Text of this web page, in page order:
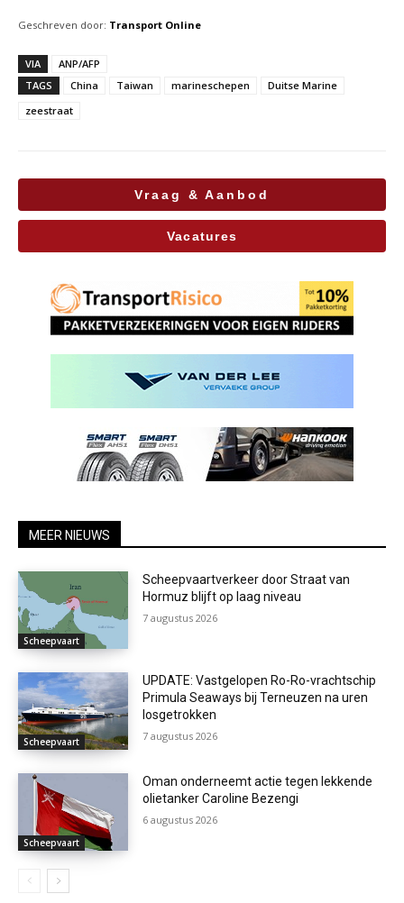
Geschreven door: Transport Online
VIA
ANP/AFP
TAGS
China Taiwan marineschepen
Duitse Marine
zeestraat
Vraag & Aanbod
Vacatures
MEER NIEUWS
Scheepvaart
Scheepvaartverkeer door Straat van
Hormuz blijft op laag niveau
7 augustus 2026
Scheepvaart
UPDATE: Vastgelopen Ro-Ro-vrachtschip
Primula Seaways bij Terneuzen na uren
losgetrokken
7 augustus 2026
Scheepvaart
Oman onderneemt actie tegen lekkende
olietanker Caroline Bezengi
6 augustus 2026